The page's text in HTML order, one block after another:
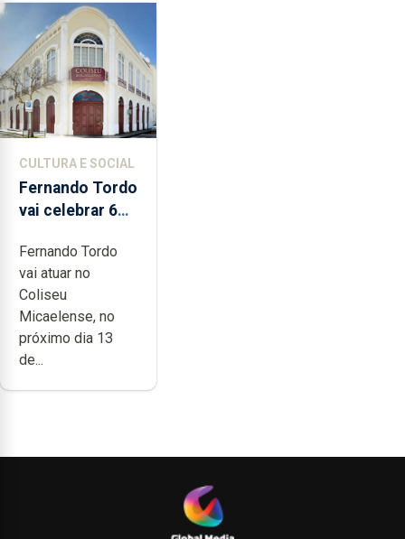
CULTURA E SOCIAL
Fernando Tordo
vai celebrar 60
no Coliseu
Micaelense
Fernando Tordo
vai atuar no
Coliseu
Micaelense, no
próximo dia 13
de...